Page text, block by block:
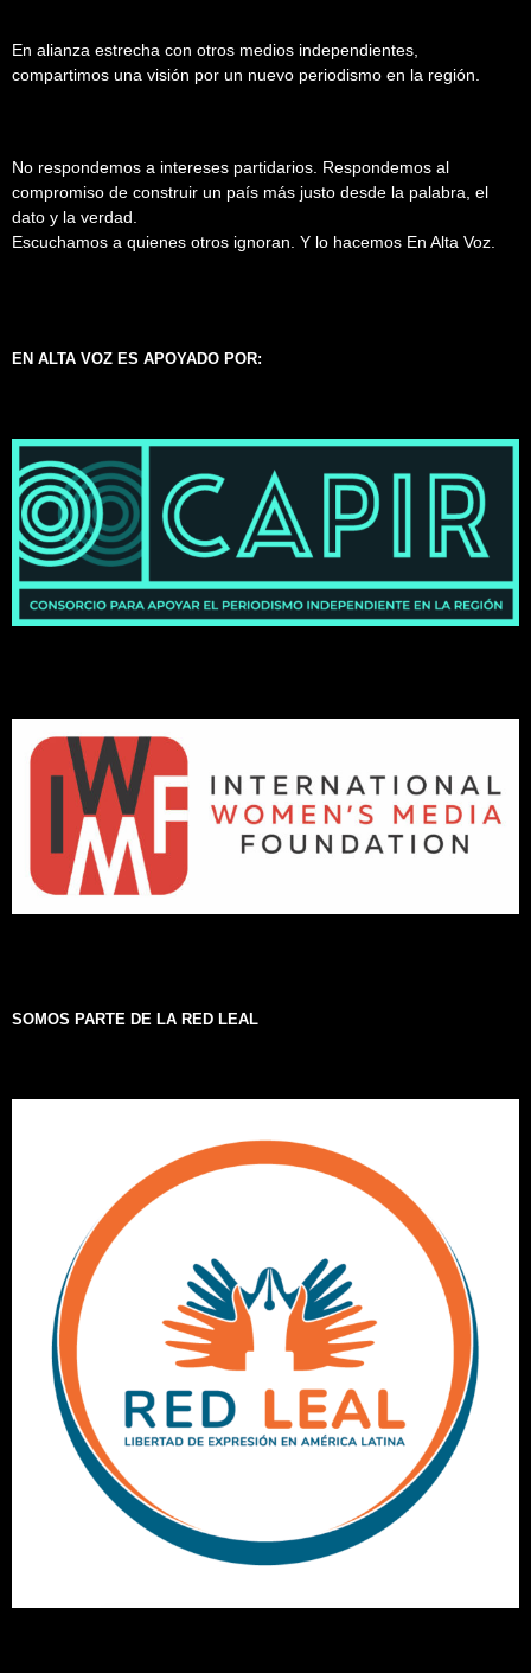
En alianza estrecha con otros medios independientes,
compartimos una visión por un nuevo periodismo en la región.
No respondemos a intereses partidarios. Respondemos al
compromiso de construir un país más justo desde la palabra, el
dato y la verdad.
Escuchamos a quienes otros ignoran. Y lo hacemos En Alta Voz.
EN ALTA VOZ ES APOYADO POR:
SOMOS PARTE DE LA RED LEAL